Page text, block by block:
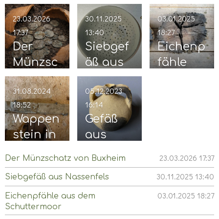
Der
Münzsc
hatz
von
Buxhei
m
23.03.2026
17:37
Siebgef
äß aus
Nassenf
els
30.11.2025
13:40
Eichenp
fähle
03.01.2025
18:27
Wappen
stein in
Burg
Nassenf
els
31.08.2024
18:52
Gefäß
aus
Mittelalt
er
05.12.2023
16:14
Der Münzschatz von Buxheim 23.03.2026 17:37
Siebgefäß aus Nassenfels 30.11.2025 13:40
Eichenpfähle aus dem
Schuttermoor
03.01.2025 18:27